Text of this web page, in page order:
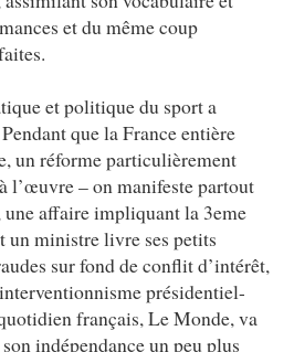
et du même coup
et politique du sport a
que la France entière
un réforme particulièrement
l’œuvre – on manifeste partout
affaire impliquant la 3eme
un ministre livre ses petits
sur fond de conflit d’intérêt,
présidentiel-
français, Le Monde, va
indépendance un peu plus